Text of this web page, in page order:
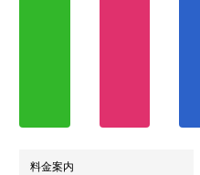
料金案内